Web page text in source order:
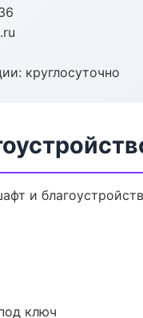
круглосуточно
и
ключ